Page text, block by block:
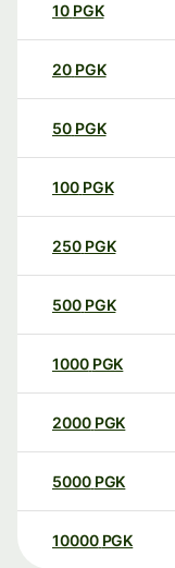
10 PGK
20 PGK
50 PGK
100 PGK
250 PGK
500 PGK
1000 PGK
2000 PGK
5000 PGK
10000 PGK